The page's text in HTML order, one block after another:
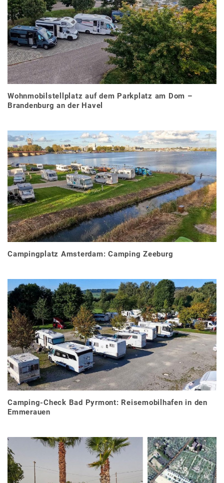
Wohnmobilstellplatz auf dem Parkplatz am Dom –
Brandenburg an der Havel
Campingplatz Amsterdam: Camping Zeeburg
Camping-Check Bad Pyrmont: Reisemobilhafen in den
Emmerauen